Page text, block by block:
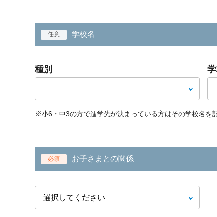
任意 学校名
種別
※小6・中3の方で進学先が決まっている方はその学校名を
必須 お子さまとの関係